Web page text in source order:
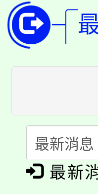
生本土
公告本
代理(
公告本
代理(
《
程，歡
心理、
系所師
轉知
縣市「
門員」
踴躍報
要點
「桃園
展演活
淨零綠
公告本
最新